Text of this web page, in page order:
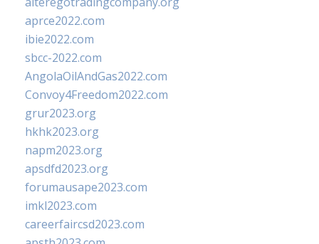
aprce2022.com
ibie2022.com
sbcc-2022.com
AngolaOilAndGas2022.com
Convoy4Freedom2022.com
grur2023.org
hkhk2023.org
napm2023.org
apsdfd2023.org
forumausape2023.com
imkl2023.com
careerfaircsd2023.com